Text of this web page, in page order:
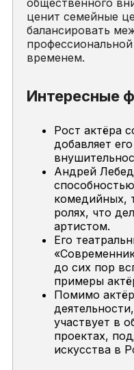
ценит семейные
балансировать
временем.
Интересные
Рост актёра
добавляет
Андрей
комедийных,
ролях, что
артистом.
Его
до сих пор
примеры
Помимо
участвует в
проектах,
искусства в